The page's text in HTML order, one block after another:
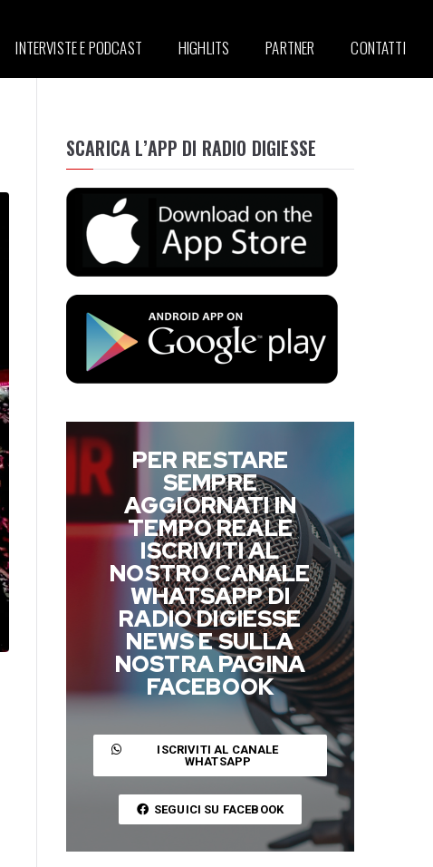
INTERVISTE E PODCAST HIGHLITS PARTNER CONTATTI
SCARICA L’APP DI RADIO DIGIESSE
PER RESTARE
SEMPRE
AGGIORNATI IN
TEMPO REALE
ISCRIVITI AL
NOSTRO CANALE
WHATSAPP DI
RADIO DIGIESSE
NEWS E SULLA
NOSTRA PAGINA
FACEBOOK
ISCRIVITI AL CANALE
WHATSAPP
SEGUICI SU FACEBOOK